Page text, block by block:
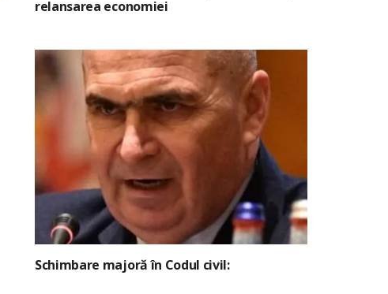
relansarea economiei
Schimbare majoră în Codul civil: